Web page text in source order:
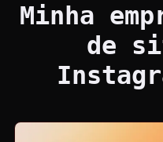
Minha
de